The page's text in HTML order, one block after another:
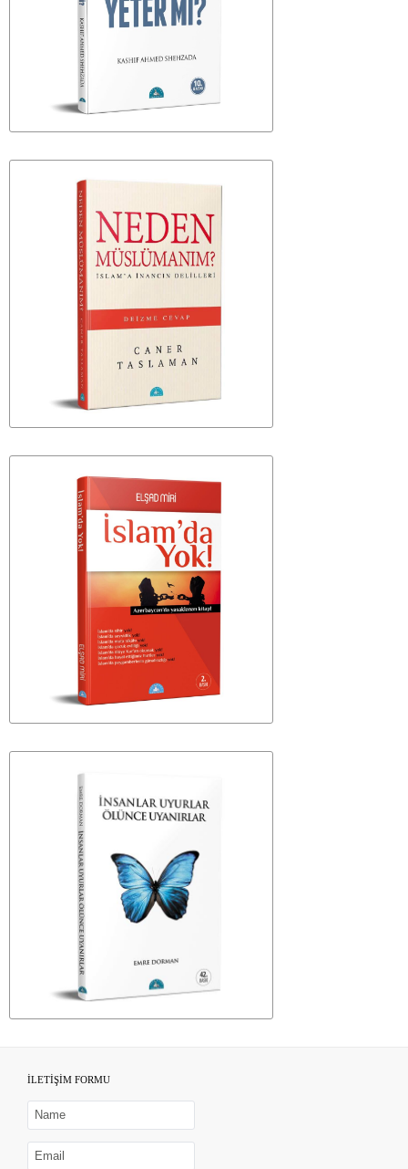
İLETİŞİM FORMU